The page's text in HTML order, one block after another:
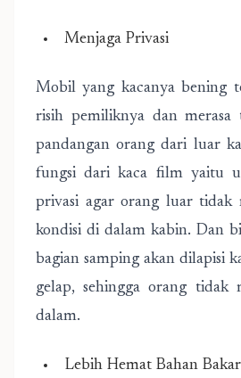
Menjaga Privasi
Mobil yang kacanya bening
risih pemiliknya dan merasa
pandangan orang dari luar
fungsi dari kaca film yaitu
privasi agar orang luar tidak
kondisi di dalam kabin. Dan
bagian samping akan dilapisi
gelap, sehingga orang tidak
dalam.
Lebih Hemat Bahan Bakar